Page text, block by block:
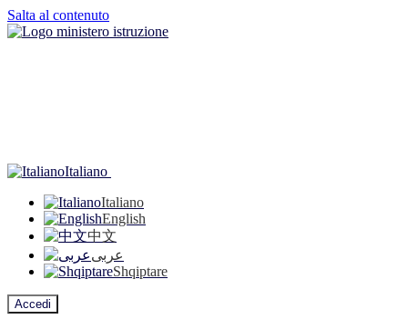
Salta al contenuto
Italiano
Italiano
English
中文
عربى
Shqiptare
Accedi